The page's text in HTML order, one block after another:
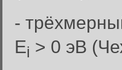
-
Еi > 0 эВ